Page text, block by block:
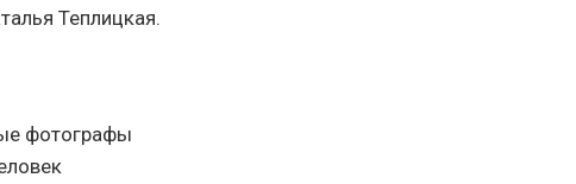
Теплицкая.
фотографы